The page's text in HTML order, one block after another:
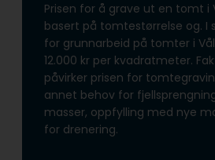
Prisen for å grave ut en tomt i
basert på tomtestørrelse og. I
for grunnarbeid på tomter i
12.000 kr per kvadratmeter.
påvirker prisen for
annet behov for
masser, oppfylling med nye
for drenering.